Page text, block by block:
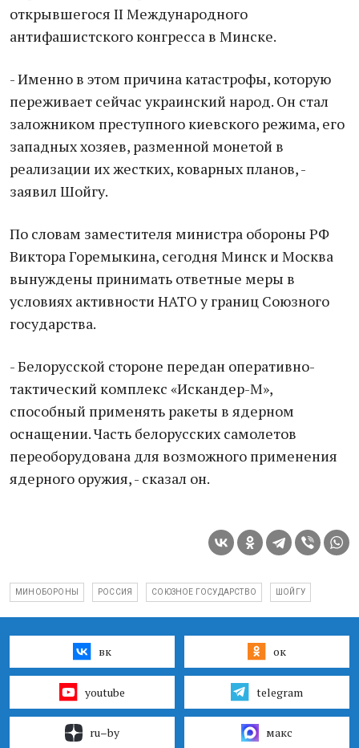
открывшегося II Международного
антифашистского конгресса в Минске.
- Именно в этом причина катастрофы, которую
переживает сейчас украинский народ. Он стал
заложником преступного киевского режима, его
западных хозяев, разменной монетой в
реализации их жестких, коварных планов, -
заявил Шойгу.
По словам заместителя министра обороны РФ
Виктора Горемыкина, сегодня Минск и Москва
вынуждены принимать ответные меры в
условиях активности НАТО у границ Союзного
государства.
- Белорусской стороне передан оперативно-
тактический комплекс «Искандер-М»,
способный применять ракеты в ядерном
оснащении. Часть белорусских самолетов
переоборудована для возможного применения
ядерного оружия, - сказал он.
МИНОБОРОНЫ РОССИЯ СОЮЗНОЕ ГОСУДАРСТВО ШОЙГУ
вк ок
youtube telegram
ru–by макс